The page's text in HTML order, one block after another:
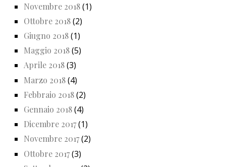
Novembre 2018(1)
Ottobre 2018(2)
Giugno 2018(1)
Maggio 2018(5)
Aprile 2018(3)
Marzo 2018(4)
Febbraio 2018(2)
Gennaio 2018(4)
Dicembre 2017(1)
Novembre 2017(2)
Ottobre 2017(3)